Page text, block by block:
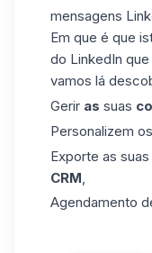
mensagens
Em que é que
do LinkedIn
vamos lá
Gerir as suas
Personalizem
Exporte as
CRM
Agendamento